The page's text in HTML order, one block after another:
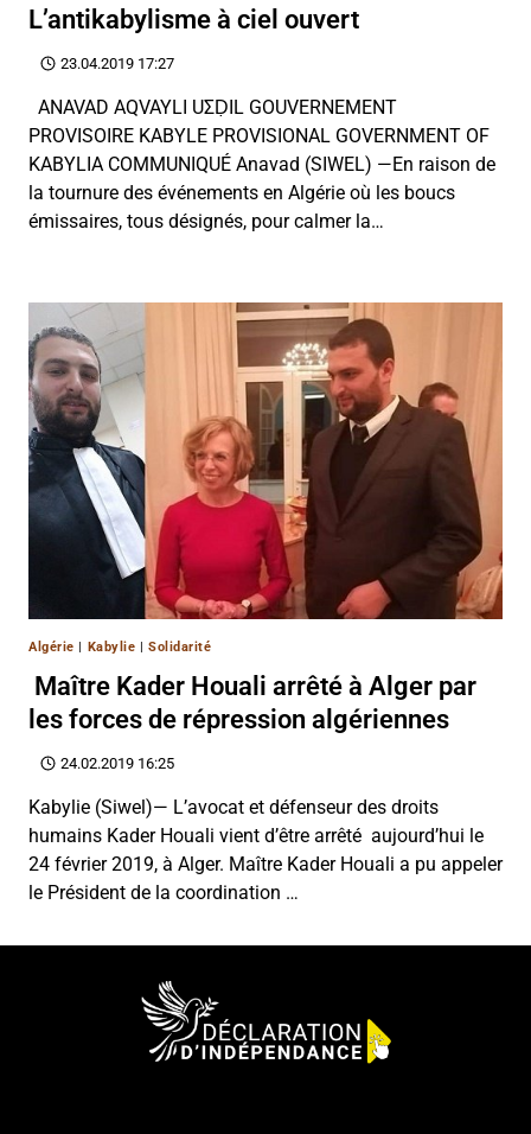
L’antikabylisme à ciel ouvert
23.04.2019 17:27
ANAVAD AQVAYLI UΣḌIL GOUVERNEMENT
PROVISOIRE KABYLE PROVISIONAL GOVERNMENT OF
KABYLIA COMMUNIQUÉ Anavad (SIWEL) —En raison de
la tournure des événements en Algérie où les boucs
émissaires, tous désignés, pour calmer la…
Algérie | Kabylie |Solidarité
Maître Kader Houali arrêté à Alger par
les forces de répression algériennes
24.02.2019 16:25
Kabylie (Siwel)— L’avocat et défenseur des droits
humains Kader Houali vient d’être arrêté aujourd’hui le
24 février 2019, à Alger. Maître Kader Houali a pu appeler
le Président de la coordination …